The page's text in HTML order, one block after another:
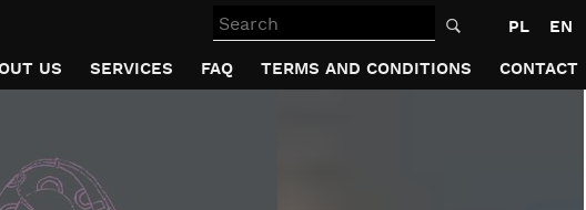
Search PL
EN
US SERVICES FAQ TERMS AND CONDITIONS CONTACT